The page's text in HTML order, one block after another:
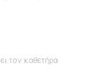
τον καθετήρα